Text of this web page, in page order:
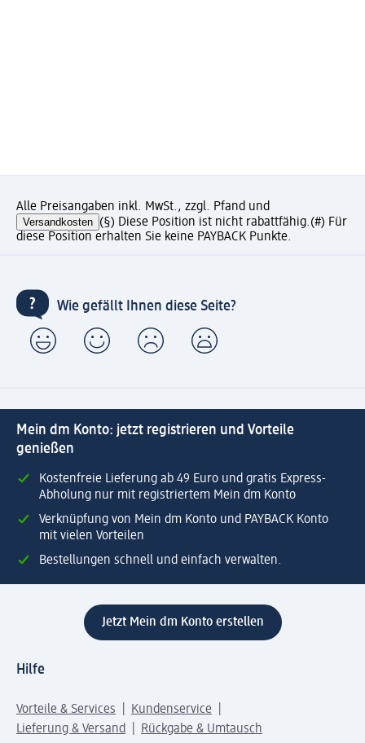
Alle Preisangaben inkl. MwSt., zzgl. Pfand und
Versandkosten (§) Diese Position ist nicht rabattfähig.(#) Für
diese Position erhalten Sie keine PAYBACK Punkte.
Wie gefällt Ihnen diese Seite?
Mein dm Konto: jetzt registrieren und Vorteile
genießen
Kostenfreie Lieferung ab 49 Euro und gratis Express-
Abholung nur mit registriertem Mein dm Konto
Verknüpfung von Mein dm Konto und PAYBACK Konto
mit vielen Vorteilen
Bestellungen schnell und einfach verwalten.
Jetzt Mein dm Konto erstellen
Hilfe
Vorteile & Services
Kundenservice
Lieferung & Versand
Rückgabe & Umtausch